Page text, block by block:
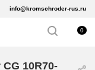
info@kromschroder-rus.ru
0
10R70-